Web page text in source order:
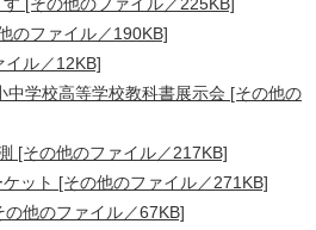
のファイル／190KB]
ル／12KB]
中学校高等学校教科書展示会 [その他の
[その他のファイル／217KB]
ット [その他のファイル／271KB]
他のファイル／67KB]